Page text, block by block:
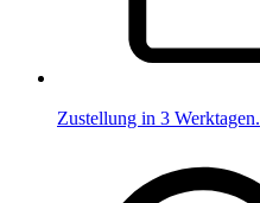
Zustellung in 3 Werktagen.